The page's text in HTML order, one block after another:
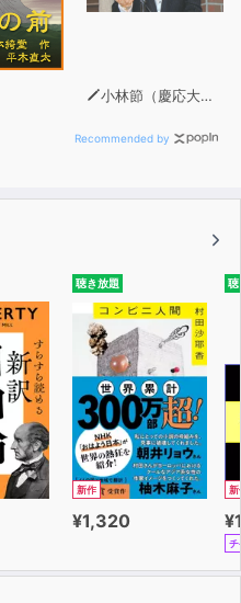
小林節（慶応大学法学部教授・弁護士）
Recommended by
聴き放題
新作
¥1,320
聴
新
チ